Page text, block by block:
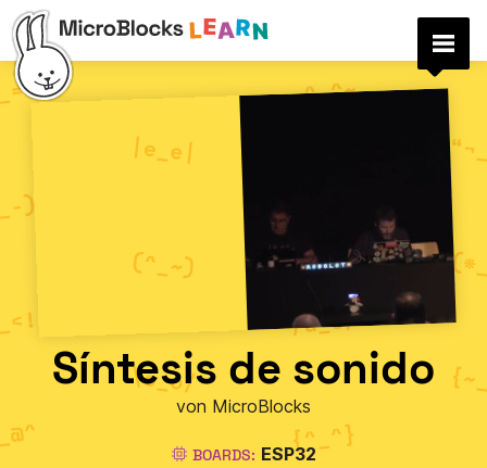
Síntesis de sonido
von MicroBlocks
BOARDS: ESP32